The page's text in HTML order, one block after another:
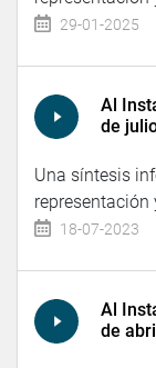
29-01-2025
Al
de
Una síntesis
18-07-2023
Al
de